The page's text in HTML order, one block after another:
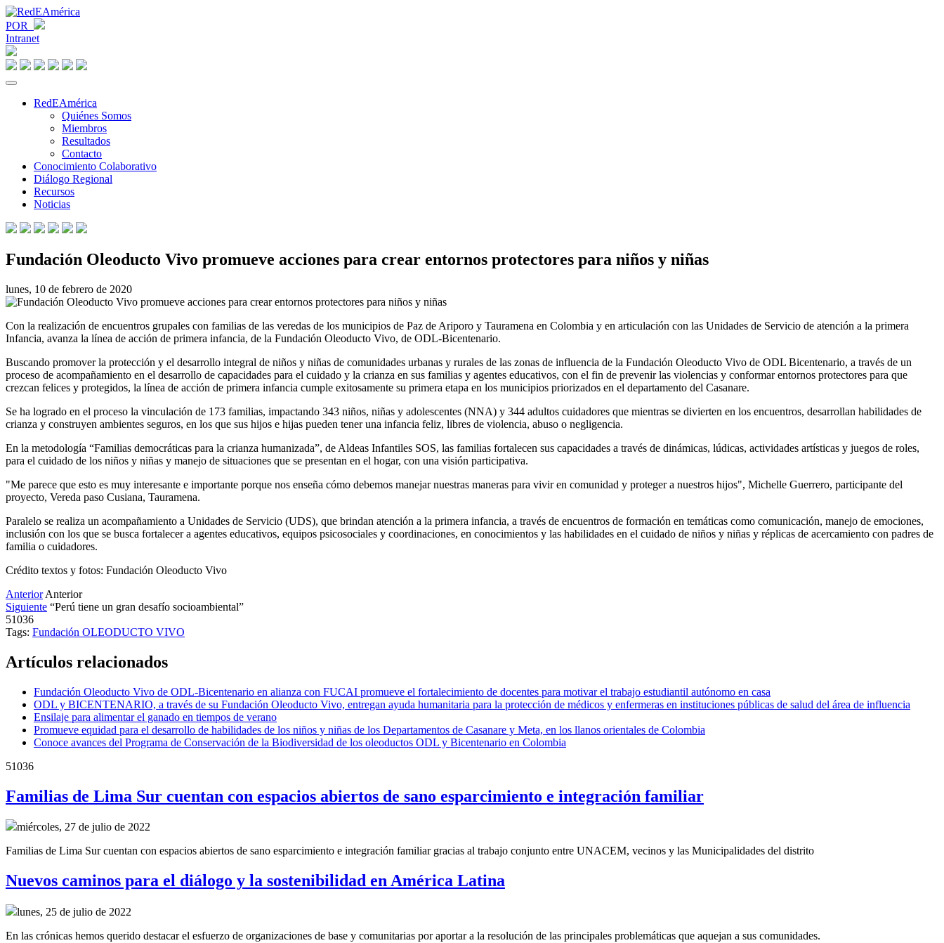
POR
Intranet
RedEAmérica
Quiénes Somos
Miembros
Resultados
Contacto
Conocimiento Colaborativo
Diálogo Regional
Recursos
Noticias
Fundación Oleoducto Vivo promueve acciones para crear entornos protectores para niños y niñas
lunes, 10 de febrero de 2020
Con la realización de encuentros grupales con familias de las veredas de los municipios de Paz de Ariporo y Tauramena en Colombia y en articulación con las Unidades de Servicio de atención a la primera
Infancia, avanza la línea de acción de primera infancia, de la Fundación Oleoducto Vivo, de ODL-Bicentenario.
Buscando promover la protección y el desarrollo integral de niños y niñas de comunidades urbanas y rurales de las zonas de influencia de la Fundación Oleoducto Vivo de ODL Bicentenario, a través de un
proceso de acompañamiento en el desarrollo de capacidades para el cuidado y la crianza en sus familias y agentes educativos, con el fin de prevenir las violencias y conformar entornos protectores para que
crezcan felices y protegidos, la línea de acción de primera infancia cumple exitosamente su primera etapa en los municipios priorizados en el departamento del Casanare.
Se ha logrado en el proceso la vinculación de 173 familias, impactando 343 niños, niñas y adolescentes (NNA) y 344 adultos cuidadores que mientras se divierten en los encuentros, desarrollan habilidades de
crianza y construyen ambientes seguros, en los que sus hijos e hijas pueden tener una infancia feliz, libres de violencia, abuso o negligencia.
En la metodología “Familias democráticas para la crianza humanizada”, de Aldeas Infantiles SOS, las familias fortalecen sus capacidades a través de dinámicas, lúdicas, actividades artísticas y juegos de roles,
para el cuidado de los niños y niñas y manejo de situaciones que se presentan en el hogar, con una visión participativa.
"Me parece que esto es muy interesante e importante porque nos enseña cómo debemos manejar nuestras maneras para vivir en comunidad y proteger a nuestros hijos", Michelle Guerrero, participante del
proyecto, Vereda paso Cusiana, Tauramena.
Paralelo se realiza un acompañamiento a Unidades de Servicio (UDS), que brindan atención a la primera infancia, a través de encuentros de formación en temáticas como comunicación, manejo de emociones,
inclusión con los que se busca fortalecer a agentes educativos, equipos psicosociales y coordinaciones, en conocimientos y las habilidades en el cuidado de niños y niñas y réplicas de acercamiento con padres de
familia o cuidadores.
Crédito textos y fotos: Fundación Oleoducto Vivo
Anterior Anterior
Siguiente “Perú tiene un gran desafío socioambiental”
51036
Tags: Fundación OLEODUCTO VIVO
Artículos relacionados
Fundación Oleoducto Vivo de ODL-Bicentenario en alianza con FUCAI promueve el fortalecimiento de docentes para motivar el trabajo estudiantil autónomo en casa
ODL y BICENTENARIO, a través de su Fundación Oleoducto Vivo, entregan ayuda humanitaria para la protección de médicos y enfermeras en instituciones públicas de salud del área de influencia
Ensilaje para alimentar el ganado en tiempos de verano
Promueve equidad para el desarrollo de habilidades de los niños y niñas de los Departamentos de Casanare y Meta, en los llanos orientales de Colombia
Conoce avances del Programa de Conservación de la Biodiversidad de los oleoductos ODL y Bicentenario en Colombia
51036
Familias de Lima Sur cuentan con espacios abiertos de sano esparcimiento e integración familiar
miércoles, 27 de julio de 2022
Familias de Lima Sur cuentan con espacios abiertos de sano esparcimiento e integración familiar gracias al trabajo conjunto entre UNACEM, vecinos y las Municipalidades del distrito
Nuevos caminos para el diálogo y la sostenibilidad en América Latina
lunes, 25 de julio de 2022
En las crónicas hemos querido destacar el esfuerzo de organizaciones de base y comunitarias por aportar a la resolución de las principales problemáticas que aquejan a sus comunidades.